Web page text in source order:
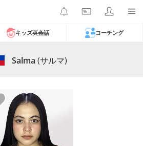
キッズ英会話 コーチング
Salma (サルマ)